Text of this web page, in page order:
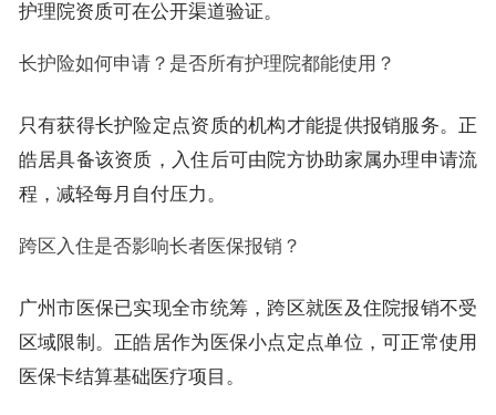
护理院资质可在公开渠道验证。
长护险如何申请？是否所有护理院都能使用？
只有获得长护险定点资质的机构才能提供报销服务。正
皓居具备该资质，入住后可由院方协助家属办理申请流
程，减轻每月自付压力。
跨区入住是否影响长者医保报销？
广州市医保已实现全市统筹，跨区就医及住院报销不受
区域限制。正皓居作为医保小点定点单位，可正常使用
医保卡结算基础医疗项目。